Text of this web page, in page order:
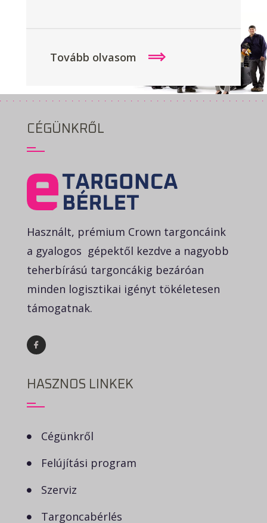
Tovább olvasom
CÉGÜNKRŐL
Használt, prémium Crown targoncáink
a gyalogos gépektől kezdve a nagyobb
teherbírású targoncákig bezáróan
minden logisztikai igényt tökéletesen
támogatnak.
HASZNOS LINKEK
Cégünkről
Felújítási program
Szerviz
Targoncabérlés